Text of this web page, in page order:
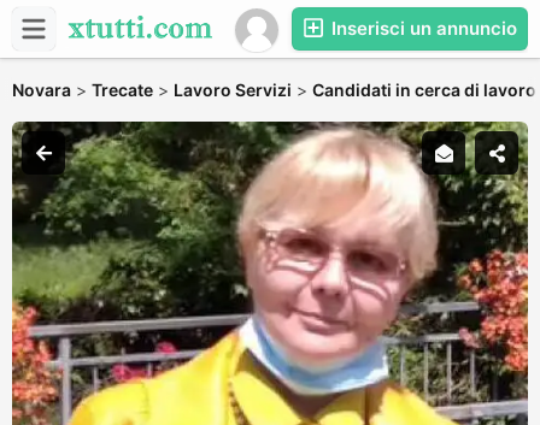
Inserisci un annuncio
Novara > Trecate > Lavoro Servizi > Candidati in cerca di lavoro